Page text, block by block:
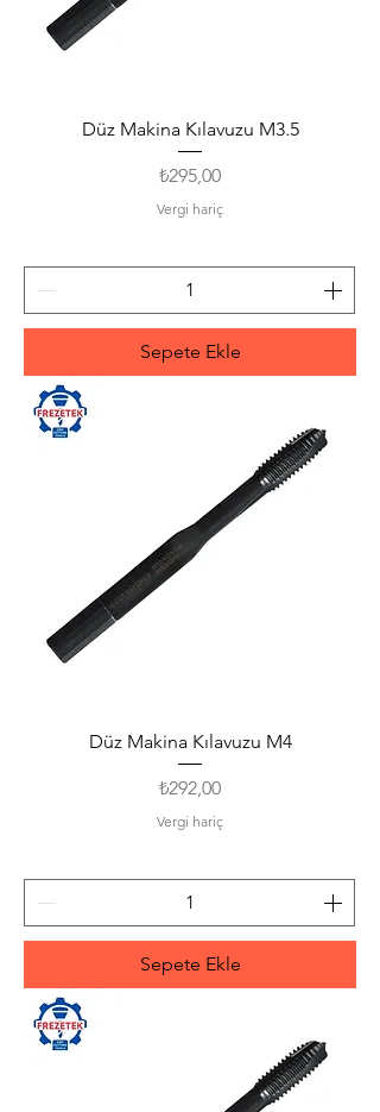
Düz Makina Kılavuzu M3.5
Fiyat
₺295,00
Vergi hariç
Sepete Ekle
Düz Makina Kılavuzu M4
Fiyat
₺292,00
Vergi hariç
Sepete Ekle